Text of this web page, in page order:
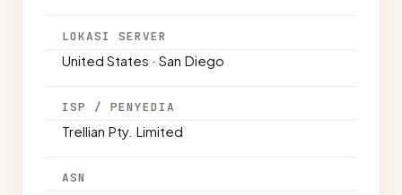
LOKASI SERVER
United States · San Diego
ISP / PENYEDIA
Trellian Pty. Limited
ASN